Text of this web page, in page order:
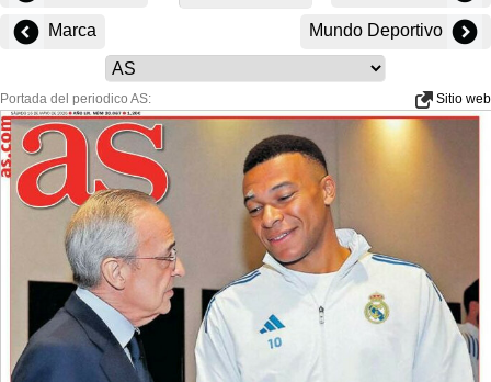
Marca Mundo Deportivo
Portada del periodico AS: Sitio web